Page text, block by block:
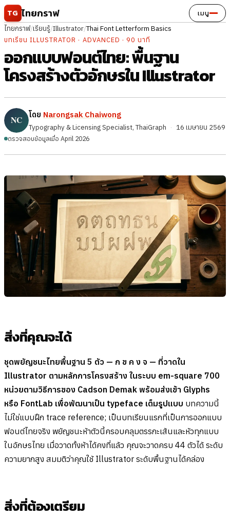
ข้ามไปยังเนื้อหา
TG ไทยกราฟ เมนู
ไทยกราฟ/เรียนรู้/Illustrator/Thai Font Letterform Basics
บทเรียน ILLUSTRATOR · ADVANCED · 90 นาที
ออกแบบฟอนต์ไทย: พื้นฐาน
โครงสร้างตัวอักษรใน Illustrator
โดย Narongsak Chaiwong
Typography & Licensing Specialist, ThaiGraph · 16 เมษายน 2569
ตรวจสอบข้อมูลเมื่อ April 2026
สิ่งที่คุณจะได้
ชุดพยัญชนะไทยพื้นฐาน 5 ตัว — ก ข ค ง จ — ที่วาดใน
Illustrator ตามหลักการโครงสร้าง ในระบบ em-square 700
หน่วยตามวิธีการของ Cadson Demak พร้อมส่งเข้า Glyphs
หรือ FontLab เพื่อพัฒนาเป็น typeface เต็มรูปแบบ บทความนี้
ไม่ใช่แบบฝึก trace reference; เป็นบทเรียนแรกที่เป็นการออกแบบ
ฟอนต์ไทยจริง พยัญชนะห้าตัวนี้ครอบคลุมตรรกะเส้นและหัวทุกแบบ
ในอักษรไทย เมื่อวาดทั้งห้าได้คงที่แล้ว คุณจะวาดครบ 44 ตัวได้ ระดับ
ความยากสูง สมมติว่าคุณใช้ Illustrator ระดับพื้นฐานได้คล่อง
สิ่งที่ต้องเตรียม